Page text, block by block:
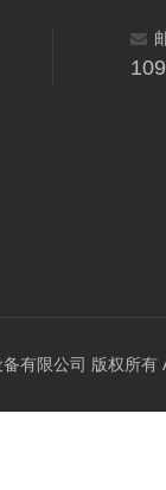
有限公司 版权所有